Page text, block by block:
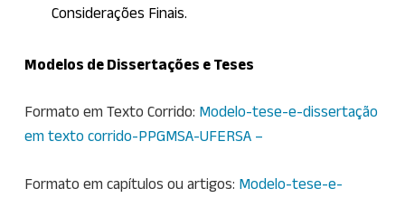
Considerações Finais.
Modelos de Dissertações e Teses
Formato em Texto Corrido: Modelo-tese-e-dissertação
em texto corrido-PPGMSA-UFERSA –
Formato em capítulos ou artigos: Modelo-tese-e-